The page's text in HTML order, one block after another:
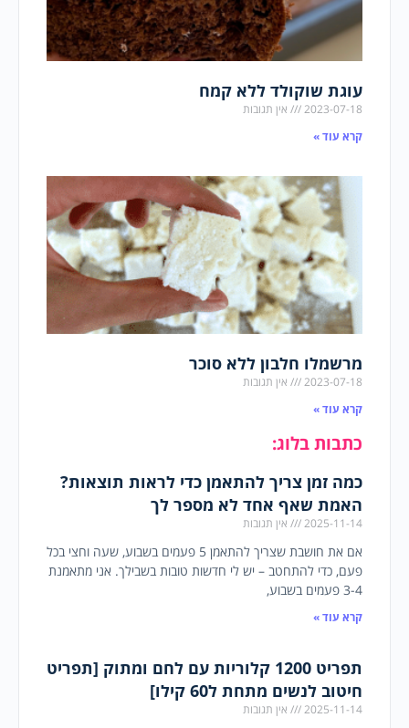
עוגת שוקולד ללא קמח
2023-07-18
אין תגובות
קרא עוד »
מרשמלו חלבון ללא סוכר
2023-07-18
אין תגובות
קרא עוד »
כתבות בלוג:
כמה זמן צריך להתאמן כדי לראות תוצאות?
האמת שאף אחד לא מספר לך
2025-11-14 אין תגובות
אם את חושבת שצריך להתאמן 5 פעמים בשבוע, שעה וחצי בכל
פעם, כדי להתחטב – יש לי חדשות טובות בשבילך. אני מתאמנת
3-4 פעמים בשבוע,
קרא עוד »
תפריט 1200 קלוריות עם לחם ומתוק [תפריט
חיטוב לנשים מתחת ל60 קילו]
2025-11-14 אין תגובות